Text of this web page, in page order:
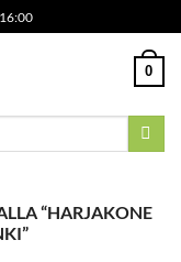
0
“HARJAKONE